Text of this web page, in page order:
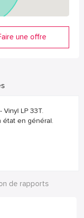
une offre
Vinyl LP 33T.
état en général.
de rapports